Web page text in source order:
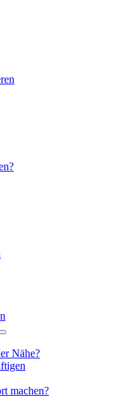
Nähe?
machen?